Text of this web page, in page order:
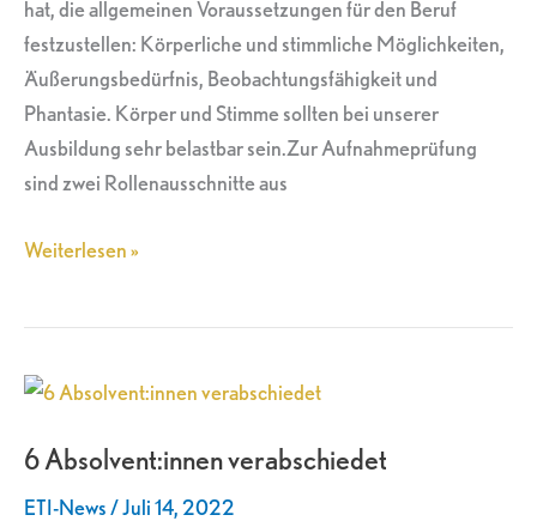
hat, die allgemeinen Voraussetzungen für den Beruf
festzustellen: Körperliche und stimmliche Möglichkeiten,
Äußerungsbedürfnis, Beobachtungsfähigkeit und
Phantasie. Körper und Stimme sollten bei unserer
Ausbildung sehr belastbar sein.Zur Aufnahmeprüfung
sind zwei Rollenausschnitte aus
Weiterlesen »
6 Absolvent:innen verabschiedet
ETI-News/Juli 14, 2022
6
verabschiedet